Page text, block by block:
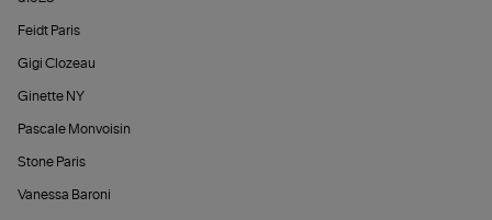
Feidt Paris
Gigi Clozeau
Ginette NY
Pascale Monvoisin
Stone Paris
Vanessa Baroni